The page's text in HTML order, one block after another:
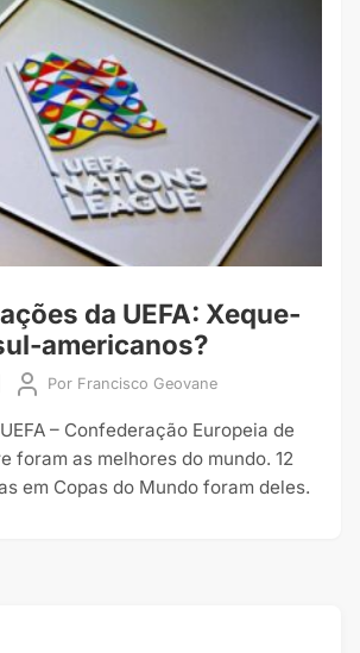
da UEFA: Xeque-
americanos?
Por Francisco Geovane
– Confederação Europeia de
foram as melhores do mundo. 12
em Copas do Mundo foram deles.